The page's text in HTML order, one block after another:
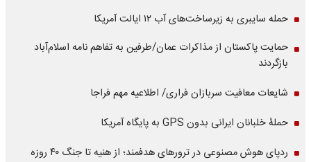
حمله سایبری به زیرساخت‌های آب ۱۲ ایالت آمریکا
حمایت پاکستان از مذاکرات عمان/طرفین به تفاهم نامه اسلام‌آباد
بازگردند
شایعات معافیت سربازان فراری/ اطلاعیه مهم فراجا
حملۀ خلبانان ایرانی بدون GPS به پایگاه آمریکا
ردپای هوش مصنوعی در ترورهای هدفمند؛ از هنیه تا جنگ ۴۰ روزه